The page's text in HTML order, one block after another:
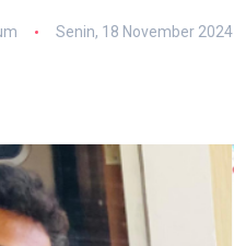
Senin, 18 November 2024